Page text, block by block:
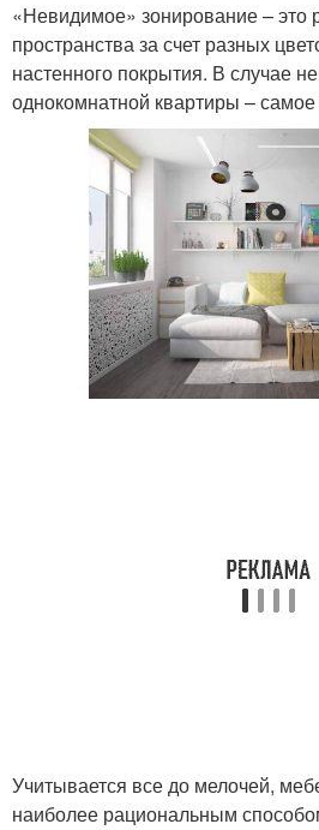
«Невидимое» зонирование – это
пространства за счет разных
настенного покрытия. В случае
однокомнатной квартиры –
Учитывается все до мелочей,
наиболее рациональным